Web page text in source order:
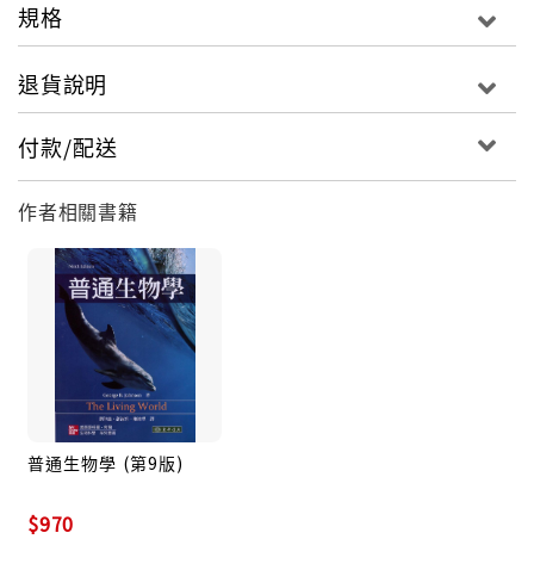
規格
退貨說明
付款/配送
作者相關書籍
普通生物學 (第9版)
$970